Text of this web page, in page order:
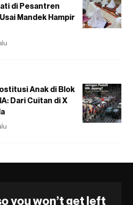
di Pesantren
Mandek Hampir
Anak di Blok
Dari Cuitan di X
you won’t get left